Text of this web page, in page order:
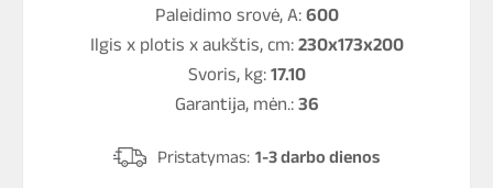
Paleidimo srovė, A: 600
Ilgis x plotis x aukštis, cm: 230x173x200
Svoris, kg: 17.10
Garantija, mėn.: 36
Pristatymas: 1-3 darbo dienos